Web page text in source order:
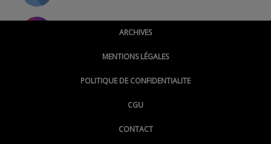
@montpellierpoinginfo
@LePoingMontpellier
ARCHIVES
MENTIONS LÉGALES
POLITIQUE DE CONFIDENTIALITE
CGU
CONTACT